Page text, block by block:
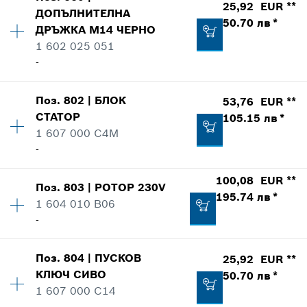
2.46 лв *
* Препоръчителна цена на дребно с ДДС.
-
Добави към кошницата
Ценова група:35
Информация за резервни части
Индикация за използване
70.88 лв *
*Препоръчителна цена на дребно с ДДС.
ДОПЪЛНИТЕЛНА
ДРЪЖКА M14 ЧЕРНО
1 602 025 051
-
25,92 EUR **
50.70 лв *
Количество 1
Ценова група
Информация за резервни части
Показване в изображение
25,92 EUR **
50.70 лв *
Поз.802 | БЛОК
СТАТОР
1 607 000 C4M
-
53,76 EUR **
105.15 лв *
Количество 1
Ценова група:
Информация за резервни части
Индикация за използване
Показване в изображение
Поз.803 | РОТОР 230V
1 604 010 B06
-
100,08 EUR **
195.74 лв *
Количество 1
Ценова група
Информация за резервни части
Поз.804 | ПУСКОВ
КЛЮЧ СИВО
1 607 000 C14
25,92 EUR **
50.70 лв *